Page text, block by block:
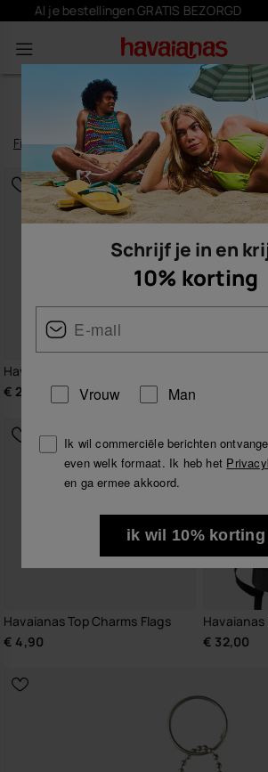
Schrijf jehierin en krijg 10%
Filterenensorteren
Havaianas Street Bag Colour II
€ 24,00
Havaianas Top Charms Flags
€ 4,90
Havaianas
€ 32,00
Schrijf je in en
10% korting
Vrouw Man
Ik wil commerciële berichten
even welk formaat. Ik heb het
en ga ermee akkoord.
ik wil 10% korting